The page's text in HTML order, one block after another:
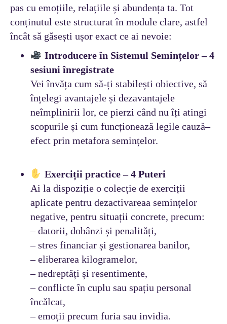
pas cu emoțiile, relațiile și abundența ta. Tot
conținutul este structurat în module clare, astfel
încât să găsești ușor exact ce ai nevoie:
Introducere în Sistemul Semințelor – 4
sesiuni înregistrate
Vei învăța cum să-ți stabilești obiective, să
înțelegi avantajele și dezavantajele
neîmplinirii lor, ce pierzi când nu îți atingi
scopurile și cum funcționează legile cauză–
efect prin metafora semințelor.
Exerciții practice – 4 Puteri
Ai la dispoziție o colecție de exerciții
aplicate pentru dezactivareaa semințelor
negative, pentru situații concrete, precum:
– datorii, dobânzi și penalități,
– stres financiar și gestionarea banilor,
– eliberarea kilogramelor,
– nedreptăți și resentimente,
– conflicte în cuplu sau spațiu personal
încălcat,
– emoții precum furia sau invidia.